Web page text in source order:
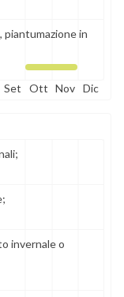
piantumazione in
Set Ott Nov Dic
invernale o